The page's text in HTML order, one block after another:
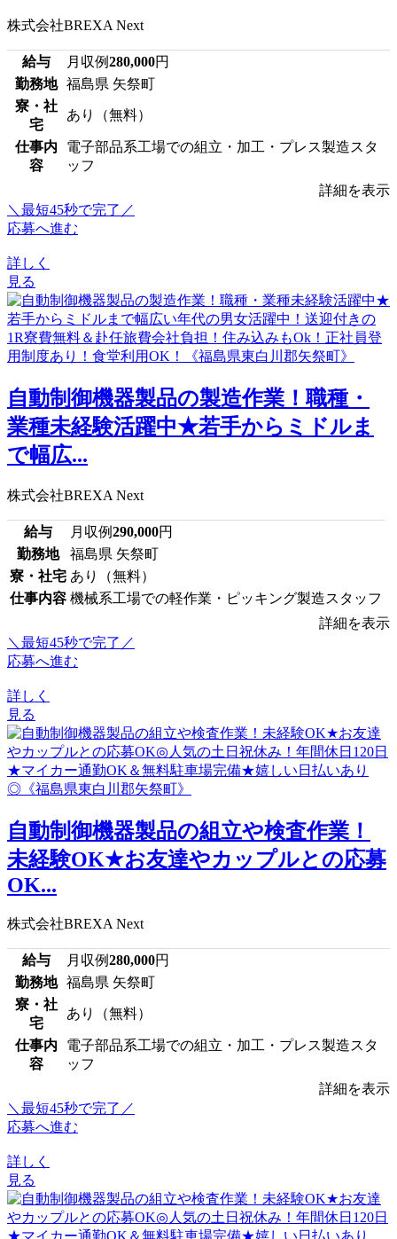
株式会社BREXA Next
給与 月収例280,000円
勤務地 福島県 矢祭町
寮・社
宅
あり（無料）
仕事内
容
電子部品系工場での組立・加工・プレス製造スタ
ッフ
詳細を表示
＼最短45秒で完了／
応募へ進む
詳しく
見る
自動制御機器製品の製造作業！職種・
業種未経験活躍中★若手からミドルま
で幅広...
株式会社BREXA Next
給与 月収例290,000円
勤務地
福島県 矢祭町
寮・社宅 あり（無料）
仕事内容 機械系工場での軽作業・ピッキング製造スタッフ
詳細を表示
＼最短45秒で完了／
応募へ進む
詳しく
見る
自動制御機器製品の組立や検査作業！
未経験OK★お友達やカップルとの応募
OK...
株式会社BREXA Next
給与 月収例280,000円
勤務地 福島県 矢祭町
寮・社
宅
あり（無料）
仕事内
容
電子部品系工場での組立・加工・プレス製造スタ
ッフ
詳細を表示
＼最短45秒で完了／
応募へ進む
詳しく
見る